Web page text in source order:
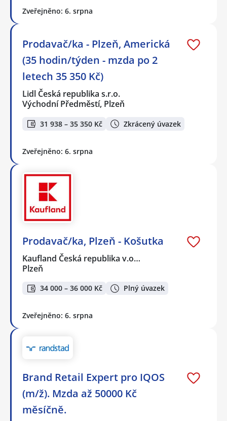
Zveřejněno: 6. srpna
Prodavač/ka - Plzeň, Americká
(35 hodin/týden - mzda po 2
letech 35 350 Kč)
Lidl Česká republika s.r.o.
Východní Předměstí, Plzeň
31 938 – 35 350 Kč Zkrácený úvazek
Zveřejněno: 6. srpna
Prodavač/ka, Plzeň - Košutka
Kaufland Česká republika v.o…
Plzeň
34 000 – 36 000 Kč Plný úvazek
Zveřejněno: 6. srpna
Brand Retail Expert pro IQOS
(m/ž). Mzda až 50000 Kč
měsíčně.